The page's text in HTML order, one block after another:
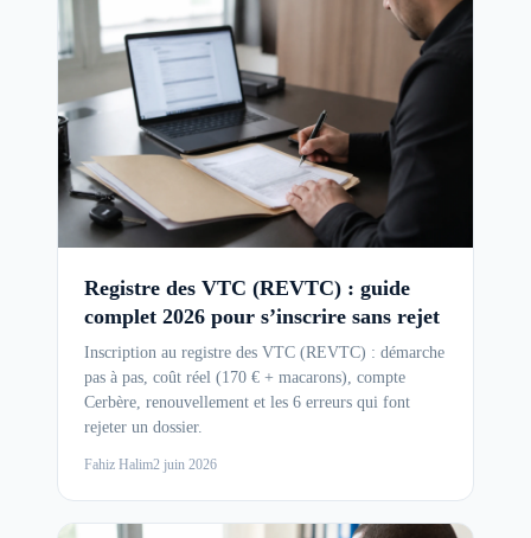
Registre des VTC (REVTC) : guide
complet 2026 pour s’inscrire sans rejet
Inscription au registre des VTC (REVTC) : démarche
pas à pas, coût réel (170 € + macarons), compte
Cerbère, renouvellement et les 6 erreurs qui font
rejeter un dossier.
Fahiz Halim2 juin 2026